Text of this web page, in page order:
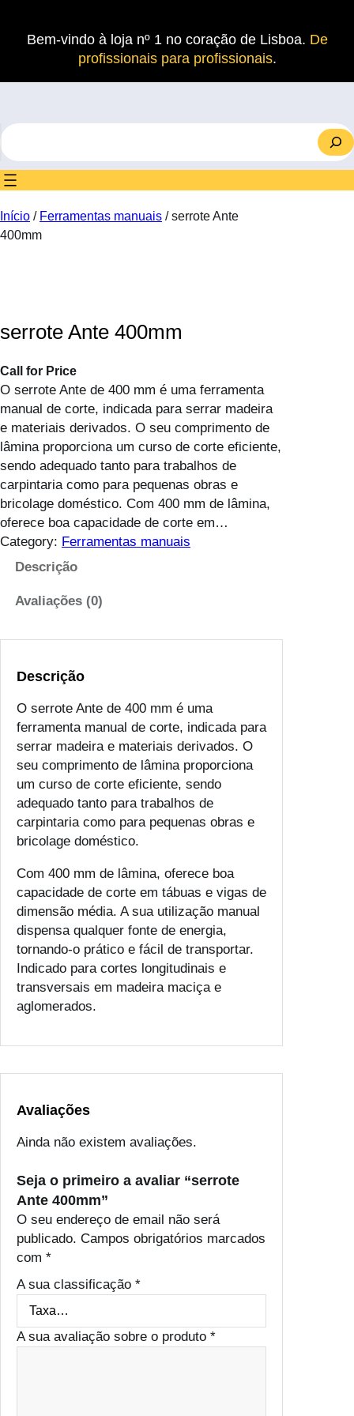
Bem-vindo à loja nº 1 no coração de Lisboa. De
profissionais para profissionais.
S
e
a
r
h
Início / Ferramentas manuais / serrote Ante
400mm
serrote Ante 400mm
Call for Price
O serrote Ante de 400 mm é uma ferramenta
manual de corte, indicada para serrar madeira
e materiais derivados. O seu comprimento de
lâmina proporciona um curso de corte eficiente,
sendo adequado tanto para trabalhos de
carpintaria como para pequenas obras e
bricolage doméstico. Com 400 mm de lâmina,
oferece boa capacidade de corte em…
Category: Ferramentas manuais
Descrição
Avaliações (0)
Descrição
O serrote Ante de 400 mm é uma
ferramenta manual de corte, indicada para
serrar madeira e materiais derivados. O
seu comprimento de lâmina proporciona
um curso de corte eficiente, sendo
adequado tanto para trabalhos de
carpintaria como para pequenas obras e
bricolage doméstico.
Com 400 mm de lâmina, oferece boa
capacidade de corte em tábuas e vigas de
dimensão média. A sua utilização manual
dispensa qualquer fonte de energia,
tornando-o prático e fácil de transportar.
Indicado para cortes longitudinais e
transversais em madeira maciça e
aglomerados.
Avaliações
Ainda não existem avaliações.
Seja o primeiro a avaliar “serrote
Ante 400mm”
O seu endereço de email não será
publicado. Campos obrigatórios marcados
com *
A sua classificação *
A sua avaliação sobre o produto *